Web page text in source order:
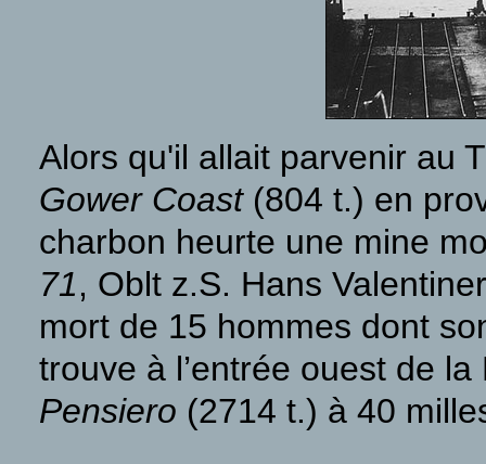
Alors qu'il allait parvenir au
Gower Coast(804 t.) en
charbon heurte une mine
71, Oblt z.S. Hans
mort de 15 hommes dont
trouve à l’entrée ouest de
Pensiero (2714 t.) à 40